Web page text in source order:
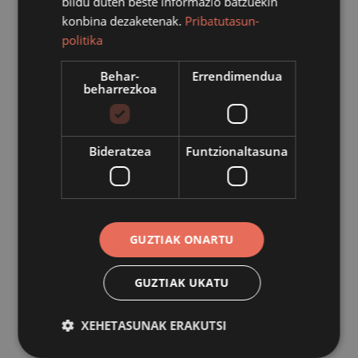
Hiru hamarkadaz Azpeitiko erretore izan ostean, iaz
Zarautzera lekualdatu zuten Kepa Susperregi. Herritik
joango zela jakindakoan, elkarte eta eragile batek baino
gehiagok antolatu zizkioten agur ekitaldiak, egindako
lana eskertzeko. “Aitortza horiei gehituko zaie, orain,
Odriozola Festa batzordeburuak.
Azpeitiko Udalak bigarren aldiz egin du partaidetza
prozesu bat txupinazoa nork bota erabakitzeko. “Iaz,
harrituta geratu ginen izandako erantzunarekin, eta
aurten, oraindik eta handiagoa izan da partaidetza; bai
artean bat aukeratzeko fasean ere”.
konbina dezaketenak. Pribatutasun-
politika
Behar-
beharrezkoa
Errendimendua
Bideratzea Funtzionaltasuna
GUZTIAK ONARTU
GUZTIAK UKATU
XEHETASUNAK ERAKUTSI